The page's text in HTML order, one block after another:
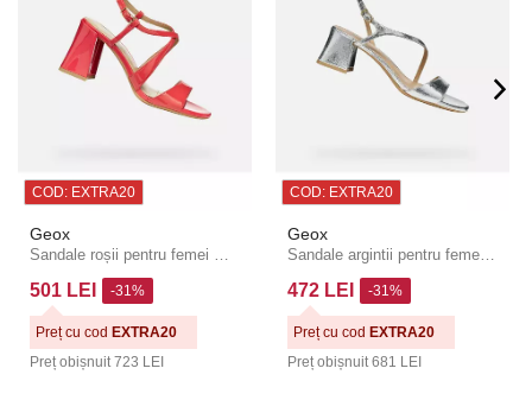
COD: EXTRA20
Geox
Sandale roșii pentru femei Geox New Eraklia 80 T01
501 LEI
Preț obișnuit 723 LEI
-31%
Preț cu cod EXTRA20
COD: EXTRA20
Geox
Sandale argintii pentru femei Geox New Eraklia 50 T01
472 LEI
Preț obișnuit 681 LEI
-31%
Preț cu cod EXTRA20